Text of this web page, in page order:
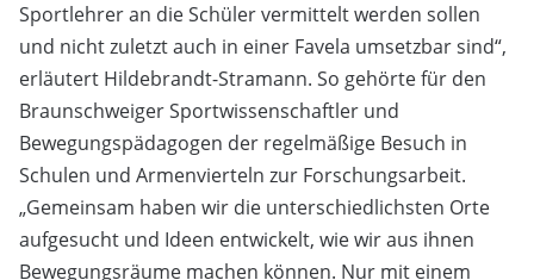
Sportlehrer an die Schüler vermittelt werden sollen
und nicht zuletzt auch in einer Favela umsetzbar sind“,
erläutert Hildebrandt-Stramann. So gehörte für den
Braunschweiger Sportwissenschaftler und
Bewegungspädagogen der regelmäßige Besuch in
Schulen und Armenvierteln zur Forschungsarbeit.
„Gemeinsam haben wir die unterschiedlichsten Orte
aufgesucht und Ideen entwickelt, wie wir aus ihnen
Bewegungsräume machen können. Nur mit einem